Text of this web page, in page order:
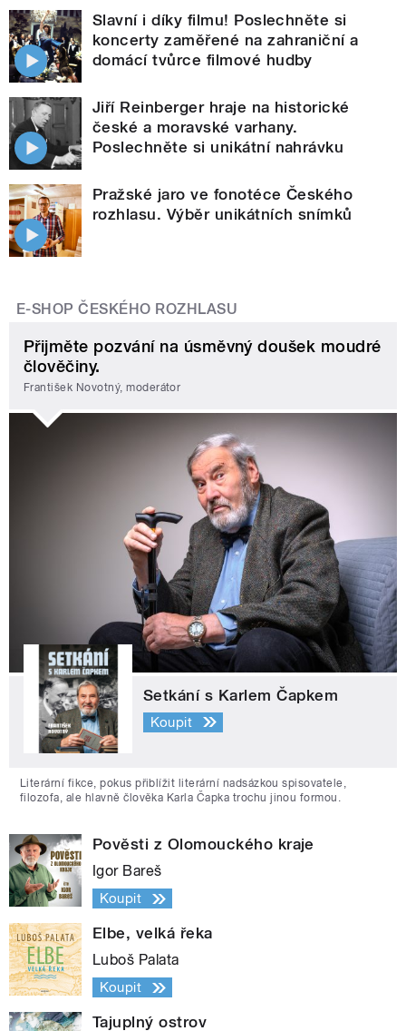
Slavní i díky filmu! Poslechněte si
koncerty zaměřené na zahraniční a
domácí tvůrce filmové hudby
Jiří Reinberger hraje na historické
české a moravské varhany.
Poslechněte si unikátní nahrávku
Pražské jaro ve fonotéce Českého
rozhlasu. Výběr unikátních snímků
E-SHOP ČESKÉHO ROZHLASU
Přijměte pozvání na úsměvný doušek moudré
člověčiny.
František Novotný, moderátor
Setkání s Karlem Čapkem
Koupit
Literární fikce, pokus přiblížit literární nadsázkou spisovatele,
filozofa, ale hlavně člověka Karla Čapka trochu jinou formou.
Pověsti z Olomouckého kraje
Igor Bareš
Koupit
Elbe, velká řeka
Luboš Palata
Koupit
Tajuplný ostrov